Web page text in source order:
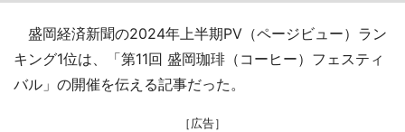
盛岡経済新聞の2024年上半期PV（ページビュー）ラン
キング1位は、「第11回 盛岡珈琲（コーヒー）フェスティ
バル」の開催を伝える記事だった。
［広告］